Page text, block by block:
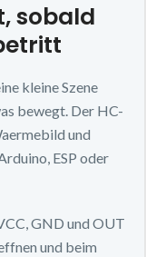
sobald
kleine Szene
bewegt. Der HC-
und
ESP oder
GND und OUT
und beim